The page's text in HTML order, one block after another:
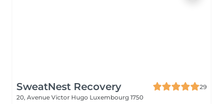
SweatNest Recovery
29
20, Avenue Victor Hugo Luxembourg 1750